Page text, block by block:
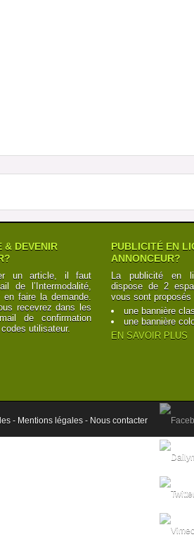
& DEVENIR
un article, il faut
de l’Intermodalité,
en faire la demande.
recevrez dans les
de confirmation
utilisateur.
PUBLICITÉ EN
ANNONCEUR?
La publicité en
dispose de 2
vous sont proposés
une bannière
une bannière
EN SAVOIR PLUS
- Mentions légales - Nous contacter